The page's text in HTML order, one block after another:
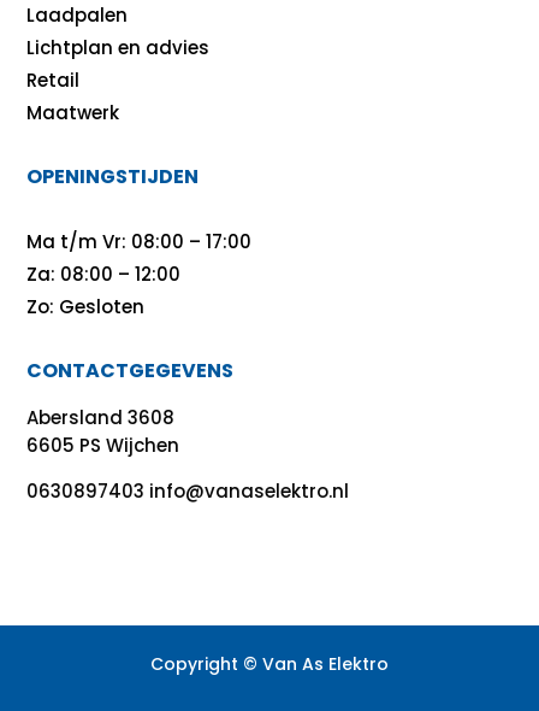
Laadpalen
Lichtplan en advies
Retail
Maatwerk
OPENINGSTIJDEN
Ma t/m Vr: 08:00 – 17:00
Za: 08:00 – 12:00
Zo: Gesloten
CONTACTGEGEVENS
Abersland 3608
6605 PS Wijchen
0630897403 info@vanaselektro.nl
Copyright © Van As Elektro